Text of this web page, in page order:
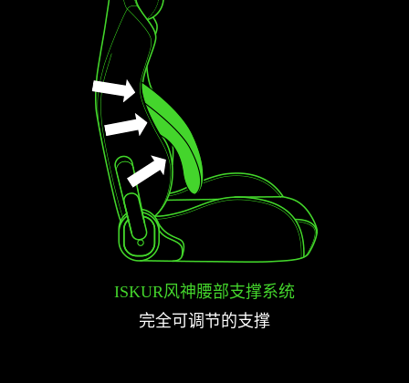
ISKUR风神腰部支撑系统
完全可调节的支撑